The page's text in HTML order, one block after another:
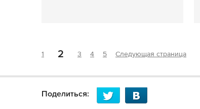
1 2 3 4 5 Следующая страница
Поделиться: